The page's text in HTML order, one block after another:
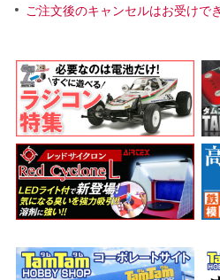
ご注文後のキャンセルはお受けで